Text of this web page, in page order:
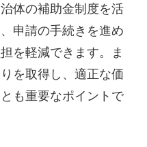
体の補助金制度を活
申請の手続きを進め
を軽減できます。ま
を取得し、適正な価
も重要なポイントで